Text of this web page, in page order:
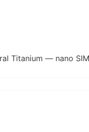
Titanium — nano